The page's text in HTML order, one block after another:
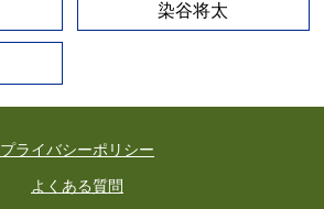
染谷将太
プライバシーポリシー
よくある質問